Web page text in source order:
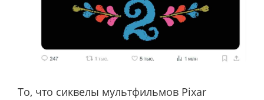
То, что сиквелы мультфильмов Pixar